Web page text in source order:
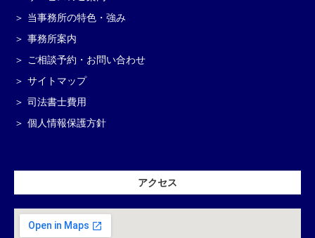
当事務所の特色・強み
事務所案内
ご相談予約・お問い合わせ
サイトマップ
司法書士費用
個人情報保護方針
アクセス